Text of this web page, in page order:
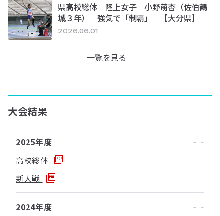
県高校総体 陸上女子 小野萌杏（佐伯鶴
城３年） 強気で「制覇」 【大分県】
2026.06.01
一覧を見る
大会結果
2025年度
高校総体
新人戦
2024年度